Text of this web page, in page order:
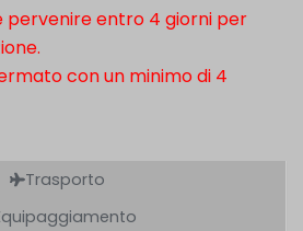
Trasporto
pervenire entro 4 giorni per
con un minimo di 4